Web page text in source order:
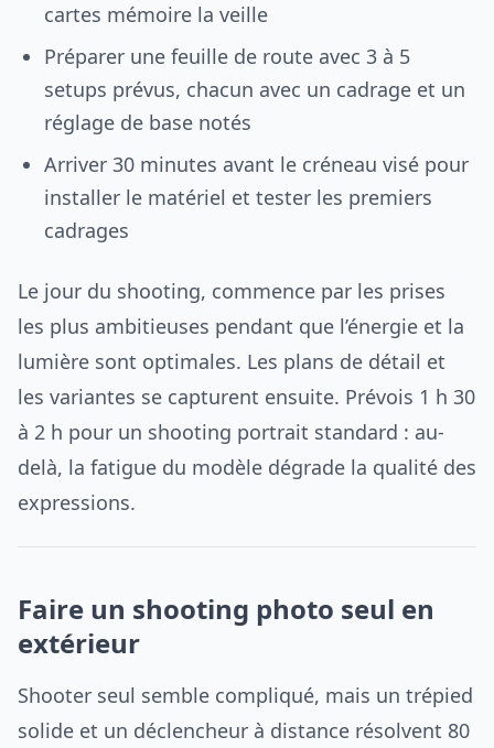
cartes mémoire la veille
Préparer une feuille de route avec 3 à 5
setups prévus, chacun avec un cadrage et un
réglage de base notés
Arriver 30 minutes avant le créneau visé pour
installer le matériel et tester les premiers
cadrages
Le jour du shooting, commence par les prises
les plus ambitieuses pendant que l’énergie et la
lumière sont optimales. Les plans de détail et
les variantes se capturent ensuite. Prévois 1 h 30
à 2 h pour un shooting portrait standard : au-
delà, la fatigue du modèle dégrade la qualité des
expressions.
Faire un shooting photo seul en
extérieur
Shooter seul semble compliqué, mais un trépied
solide et un déclencheur à distance résolvent 80